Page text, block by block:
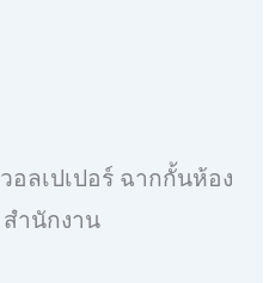
อลเปเปอร์ ฉากกั้นห้อง
ำนักงาน